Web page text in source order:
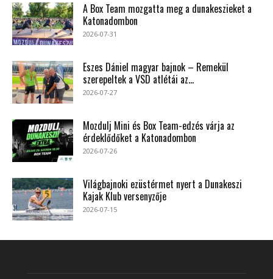
A Box Team mozgatta meg a dunakeszieket a
Katonadombon
2026-07-31
Eszes Dániel magyar bajnok – Remekül
szerepeltek a VSD atlétái az...
2026-07-27
Mozdulj Mini és Box Team-edzés várja az
érdeklődőket a Katonadombon
2026-07-26
Világbajnoki ezüstérmet nyert a Dunakeszi
Kajak Klub versenyzője
2026-07-15